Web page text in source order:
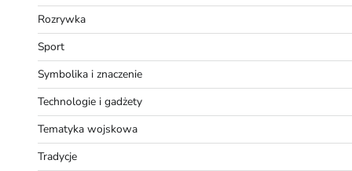
Rozrywka
Sport
Symbolika i znaczenie
Technologie i gadżety
Tematyka wojskowa
Tradycje